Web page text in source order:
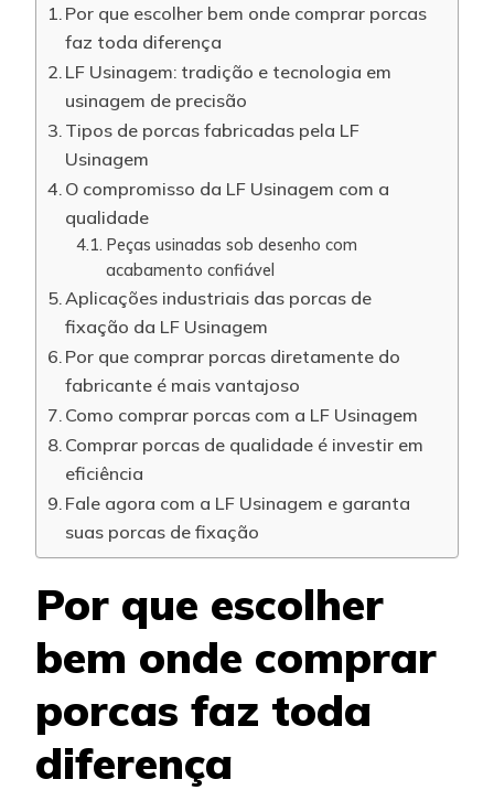
Por que escolher bem onde comprar porcas
faz toda diferença
LF Usinagem: tradição e tecnologia em
usinagem de precisão
Tipos de porcas fabricadas pela LF
Usinagem
O compromisso da LF Usinagem com a
qualidade
Peças usinadas sob desenho com
acabamento confiável
Aplicações industriais das porcas de
fixação da LF Usinagem
Por que comprar porcas diretamente do
fabricante é mais vantajoso
Como comprar porcas com a LF Usinagem
Comprar porcas de qualidade é investir em
eficiência
Fale agora com a LF Usinagem e garanta
suas porcas de fixação
Por que escolher
bem onde comprar
porcas faz toda
diferença